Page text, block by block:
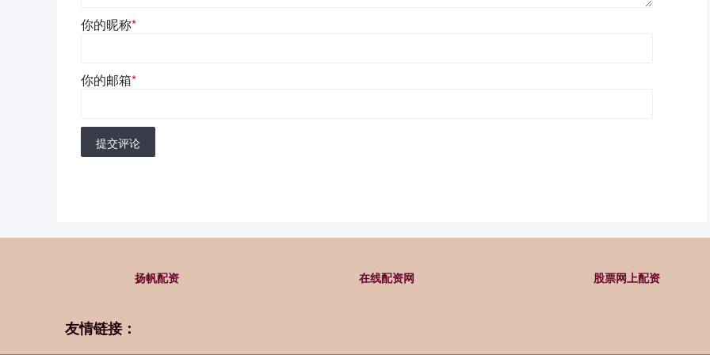
你的昵称*
你的邮箱*
提交评论
扬帆配资 在线配资网 股票网上配资
友情链接：